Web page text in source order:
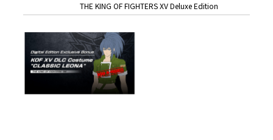
THE KING OF FIGHTERS XV Deluxe Edition